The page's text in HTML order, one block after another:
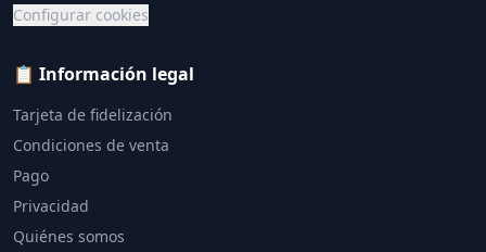
Configurar cookies
📋 Información legal
Tarjeta de fidelización
Condiciones de venta
Pago
Privacidad
Quiénes somos